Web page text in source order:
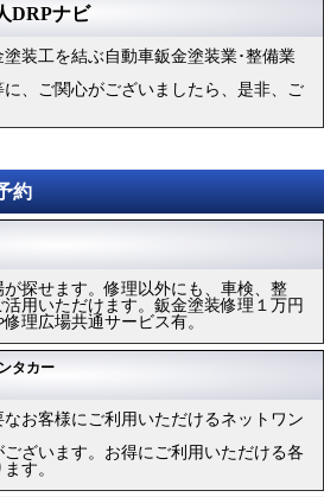
DRPナビ
装工を結ぶ自動車鈑金塗装業･整備業
、ご関心がございましたら、是非、ご
約
探せます。修理以外にも、車検、整
用いただけます。鈑金塗装修理１万円
理広場共通サービス有。
タカー
お客様にご利用いただけるネットワン
ざいます。お得にご利用いただける各
す。